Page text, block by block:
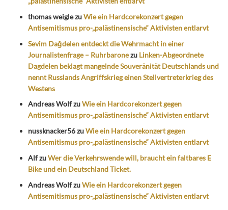
thomas weiglezuWie ein Hardcorekonzert gegen
Antisemitismus pro-„palästinensische“ Aktivisten entlarvt
Sevim Dağdelen entdeckt die Wehrmacht in einer
Journalistenfrage – Ruhrbaronezu Linken-Abgeordnete
Dagdelen beklagt mangelnde Souveränität Deutschlands und
nennt Russlands Angriffskrieg einen Stellvertreterkrieg des
Westens
Andreas WolfzuWie ein Hardcorekonzert gegen
Antisemitismus pro-„palästinensische“ Aktivisten entlarvt
nussknacker56zuWie ein Hardcorekonzert gegen
Antisemitismus pro-„palästinensische“ Aktivisten entlarvt
AlfzuWer die Verkehrswende will, braucht ein faltbares E
Bike und ein Deutschland Ticket.
Andreas WolfzuWie ein Hardcorekonzert gegen
Antisemitismus pro-„palästinensische“ Aktivisten entlarvt